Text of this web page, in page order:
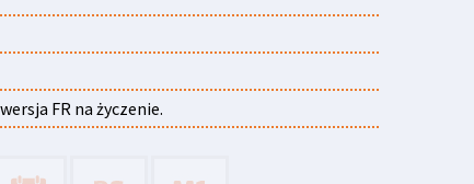
FR na życzenie.